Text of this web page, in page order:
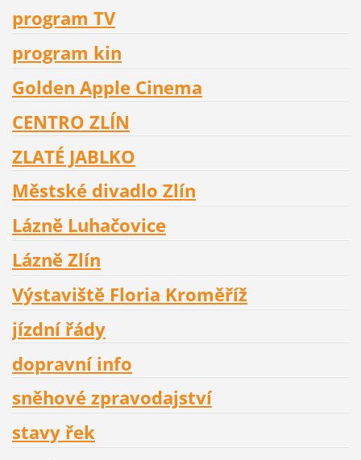
program TV
program kin
Golden Apple Cinema
CENTRO ZLÍN
ZLATÉ JABLKO
Městské divadlo Zlín
Lázně Luhačovice
Lázně Zlín
Výstaviště Floria Kroměříž
jízdní řády
dopravní info
sněhové zpravodajství
stavy řek